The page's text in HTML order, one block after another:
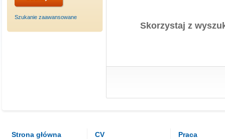
Szukanie zaawansowane
Skorzystaj z
Strona główna CV Praca